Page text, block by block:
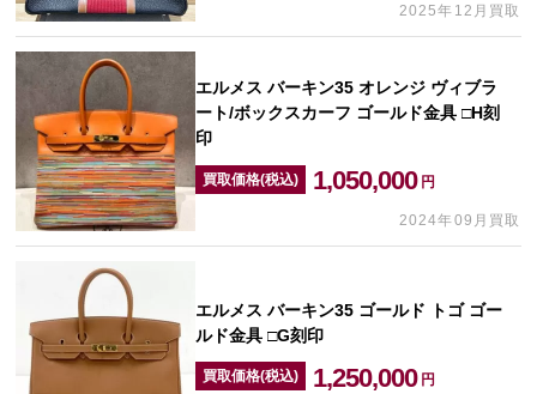
2025年12月買取
エルメス バーキン35 オレンジ ヴィブラ
ート/ボックスカーフ ゴールド金具 □H刻
印
買取価格(税込) 1,050,000 円
2024年09月買取
エルメス バーキン35 ゴールド トゴ ゴー
ルド金具 □G刻印
買取価格(税込) 1,250,000 円